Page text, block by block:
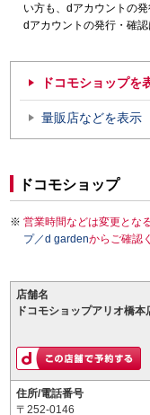
い方も、dアカウントの発
dアカウントの発行・確認
ドコモショップを
量販店などを表示
ドコモショップ
営業時間などは変更とな
プ／d gardenからご確認
店舗名
ドコモショップアリオ橋本
住所/電話番号
〒252-0146